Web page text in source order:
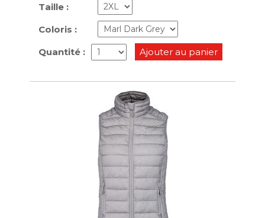
Taille :
Coloris :
Quantité : Ajouter au panier